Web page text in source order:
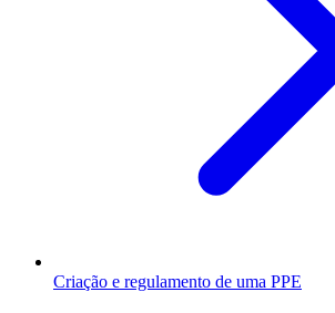
Criação e regulamento de uma PPE